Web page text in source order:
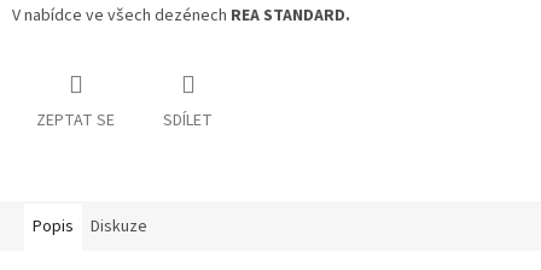
V nabídce ve všech dezénech REA STANDARD.
ZEPTAT SE SDÍLET
Popis Diskuze